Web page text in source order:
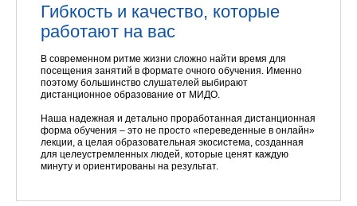
Гибкость и качество, которые
работают на вас
В современном ритме жизни сложно найти время для
посещения занятий в формате очного обучения. Именно
поэтому большинство слушателей выбирают
дистанционное образование от МИДО.
Наша надежная и детально проработанная дистанционная
форма обучения – это не просто «переведенные в онлайн»
лекции, а целая образовательная экосистема, созданная
для целеустремленных людей, которые ценят каждую
минуту и ориентированы на результат.